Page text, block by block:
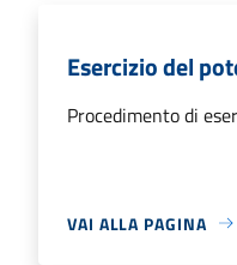
Esercizio del
Procedimento di
VAI ALLA PAGINA